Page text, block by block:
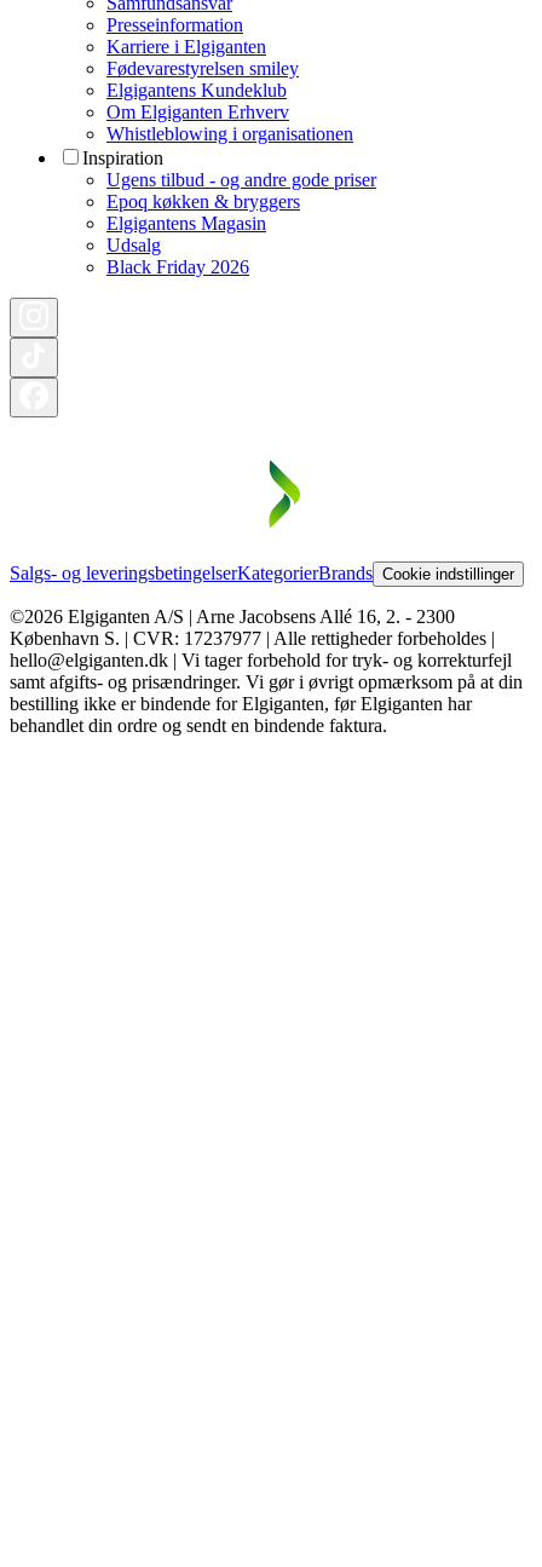
Presseinformation
Karriere i Elgiganten
Fødevarestyrelsen smiley
Elgigantens Kundeklub
Om Elgiganten Erhverv
Whistleblowing i organisationen
Inspiration
Ugens tilbud - og andre gode priser
Epoq køkken & bryggers
Elgigantens Magasin
Udsalg
Black Friday 2026
Salgs- og leveringsbetingelserKategorierBrands Cookie indstillinger
©2026 Elgiganten A/S | Arne Jacobsens Allé 16, 2. - 2300
København S. | CVR: 17237977 | Alle rettigheder forbeholdes |
hello@elgiganten.dk | Vi tager forbehold for tryk- og korrekturfejl
samt afgifts- og prisændringer. Vi gør i øvrigt opmærksom på at din
bestilling ikke er bindende for Elgiganten, før Elgiganten har
behandlet din ordre og sendt en bindende faktura.